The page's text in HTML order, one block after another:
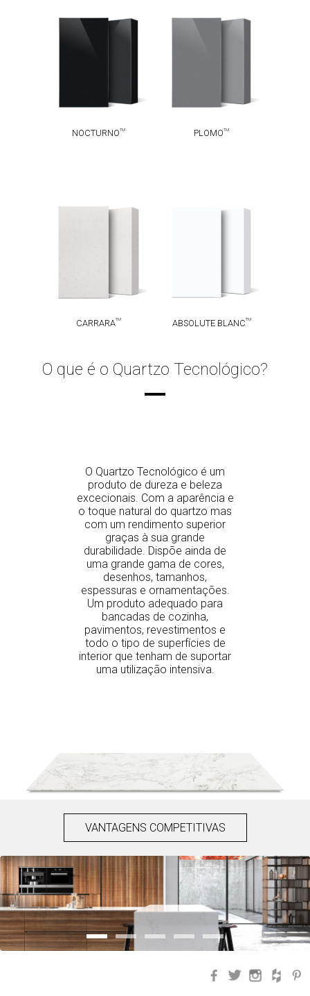
NOCTURNO
NOCTURNOTM PLOMOTM
CARRARATM ABSOLUTE BLANCTM
O que é o Quartzo Tecnológico?
O Quartzo Tecnológico é um
produto de dureza e beleza
excecionais. Com a aparência e
o toque natural do quartzo mas
com um rendimento superior
graças à sua grande
durabilidade. Dispõe ainda de
uma grande gama de cores,
desenhos, tamanhos,
espessuras e ornamentações.
Um produto adequado para
bancadas de cozinha,
pavimentos, revestimentos e
todo o tipo de superfícies de
interior que tenham de suportar
uma utilização intensiva.
VANTAGENS COMPETITIVAS
Facebook
Twitter